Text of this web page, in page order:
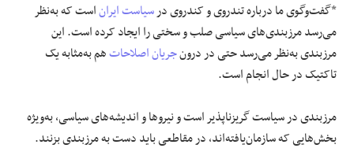
*گفت‌و‌گوی ما درباره تندروی و کندروی درسیاست ایراناست که به‌نظر
می‌رسد مرزبندی‌های سیاسی صلب و سختی را ایجاد کرده است. این
مرزبندی به‌نظر می‌رسد حتی در درونجریان اصلاحاتهم به‌مثابه یک
تاکتیک در حال انجام است.
مرزبندی در سیاست گریزناپذیر است و نیروها و اندیشه‌های سیاسی، به‌ویژه
بخش‌هایی که سازمان‌یافته‌اند، در مقاطعی باید دست به مرزبندی بزنند.